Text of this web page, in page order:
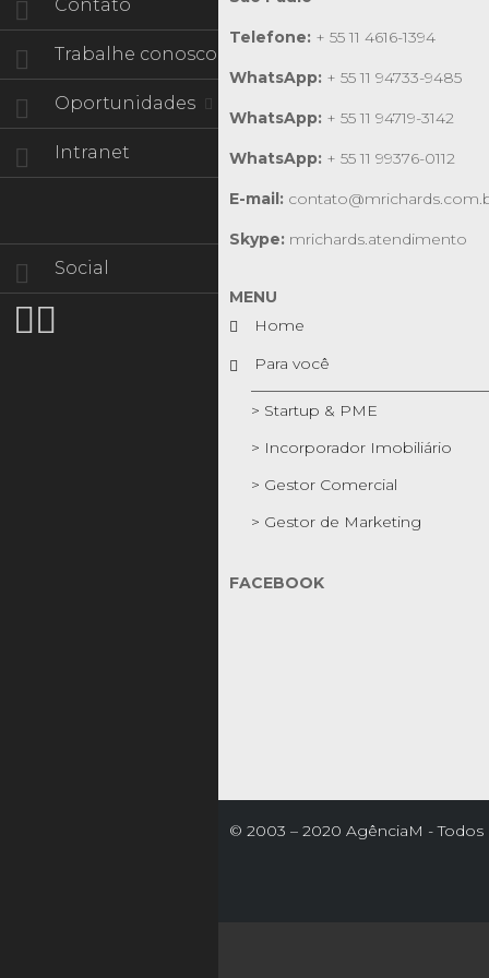
Contato
Trabalhe conosco
Oportunidades
Intranet
Social

Telefone: + 55 11 4616-1394
WhatsApp: + 55 11 94733-9485
WhatsApp: + 55 11 94719-3142
WhatsApp: + 55 11 99376-0112
E-mail:
Skype: mrichards.atendimento
MENU
Home
Para você
> Startup & PME
> Incorporador Imobiliário
> Gestor Comercial
> Gestor de Marketing
FACEBOOK
© 2003 – 2020 AgênciaM - Todos